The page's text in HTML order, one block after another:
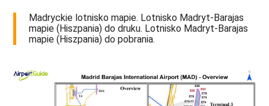
Madryckie lotnisko mapie. Lotnisko Madryt-Barajas
mapie (Hiszpania) do druku. Lotnisko Madryt-Barajas
mapie (Hiszpania) do pobrania.